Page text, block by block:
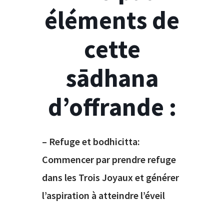
éléments de
cette
sādhana
d’offrande :
– Refuge et bodhicitta:
Commencer par prendre refuge
dans les Trois Joyaux et générer
l’aspiration à atteindre l’éveil